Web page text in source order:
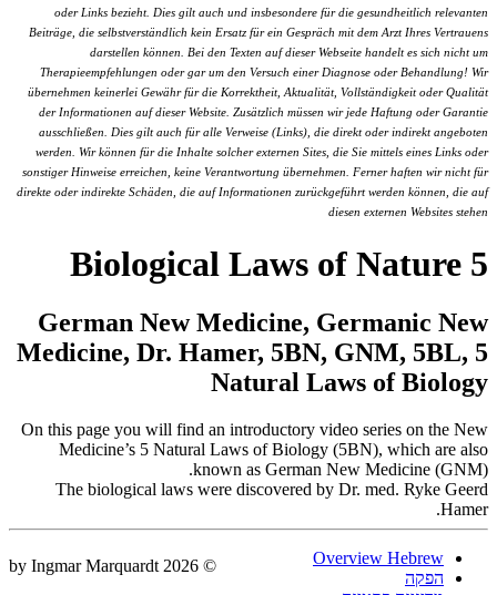
oder Links bezieht. Dies gilt auch und insbesondere für die gesundheitlich relevanten
Beiträge, die selbstverständlich kein Ersatz für ein Gespräch mit dem Arzt Ihres Vertrauens
darstellen können. Bei den Texten auf dieser Webseite handelt es sich nicht um
Therapieempfehlungen oder gar um den Versuch einer Diagnose oder Behandlung! Wir
übernehmen keinerlei Gewähr für die Korrektheit, Aktualität, Vollständigkeit oder Qualität
der Informationen auf dieser Website. Zusätzlich müssen wir jede Haftung oder Garantie
ausschließen. Dies gilt auch für alle Verweise (Links), die direkt oder indirekt angeboten
werden. Wir können für die Inhalte solcher externen Sites, die Sie mittels eines Links oder
sonstiger Hinweise erreichen, keine Verantwortung übernehmen. Ferner haften wir nicht für
direkte oder indirekte Schäden, die auf Informationen zurückgeführt werden können, die auf
diesen externen Websites stehen
5 Biological Laws of Nature
German New Medicine, Germanic New
Medicine, Dr. Hamer, 5BN, GNM, 5BL, 5
Natural Laws of Biology
On this page you will find an introductory video series on the New
Medicine’s 5 Natural Laws of Biology (5BN), which are also
known as German New Medicine (GNM).
The biological laws were discovered by Dr. med. Ryke Geerd
Hamer.
© 2026 by Ingmar Marquardt
Overview Hebrew
הפקה